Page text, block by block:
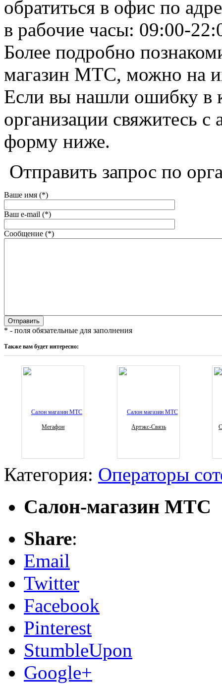
обратиться в офис по
в рабочие часы: 09:00-
Более подробно
магазин МТС, можно на
Если вы нашли ошибку в
организации свяжитесь
форму ниже.
Отправить запрос по
Ваше имя (*)
Ваш e-mail (*)
Сообщение (*)
* - поля обязательные для заполнения
Также вам будет интересно:
Мегафон Артэкс-Связь
Категория: Операторы
Салон-магазин МТС
Share:
Email
Twitter
Facebook
Pinterest
StumbleUpon
Google+